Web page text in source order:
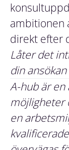
ambitionen
direkt efter
Låter det
din
A-hub är
möjligheter
en